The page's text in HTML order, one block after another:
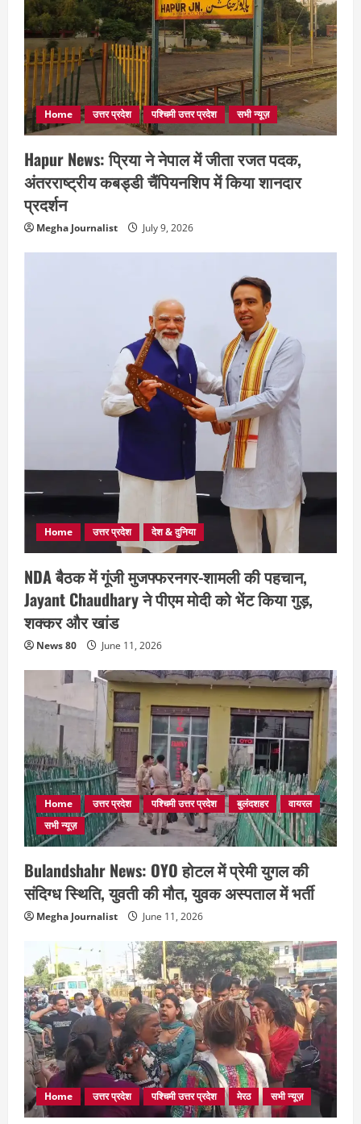
Home उत्तर प्रदेश पश्चिमी उत्तर प्रदेश सभी न्यूज़
Hapur News: प्रिया ने नेपाल में जीता रजत पदक,
अंतरराष्ट्रीय कबड्डी चैंपियनशिप में किया शानदार
प्रदर्शन
Megha Journalist July 9, 2026
Home उत्तर प्रदेश देश & दुनिया
NDA बैठक में गूंजी मुजफ्फरनगर-शामली की पहचान,
Jayant Chaudhary ने पीएम मोदी को भेंट किया गुड़,
शक्कर और खांड
News 80 June 11, 2026
Home उत्तर प्रदेश पश्चिमी उत्तर प्रदेश बुलंदशहर
वायरल
सभी न्यूज़
Bulandshahr News: OYO होटल में प्रेमी युगल की
संदिग्ध स्थिति, युवती की मौत, युवक अस्पताल में भर्ती
Megha Journalist June 11, 2026
Home उत्तर प्रदेश पश्चिमी उत्तर प्रदेश मेरठ सभी न्यूज़